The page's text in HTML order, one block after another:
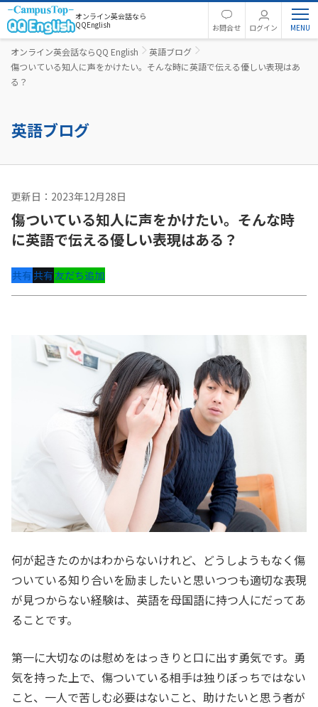
オンライン英会話なら
QQEnglish
お問合せ ログイン
オンライン英会話ならQQ English
英語ブログ
傷ついている知人に声をかけたい。そんな時に英語で伝える優しい表現はあ
る？
英語ブログ
更新日：2023年12月28日
傷ついている知人に声をかけたい。そんな時
に英語で伝える優しい表現はある？
共有共有友だち追加
何が起きたのかはわからないけれど、どうしようもなく傷
ついている知り合いを励ましたいと思いつつも適切な表現
が見つからない経験は、英語を母国語に持つ人にだってあ
ることです。
第一に大切なのは慰めをはっきりと口に出す勇気です。勇
気を持った上で、傷ついている相手は独りぼっちではない
こと、一人で苦しむ必要はないこと、助けたいと思う者が